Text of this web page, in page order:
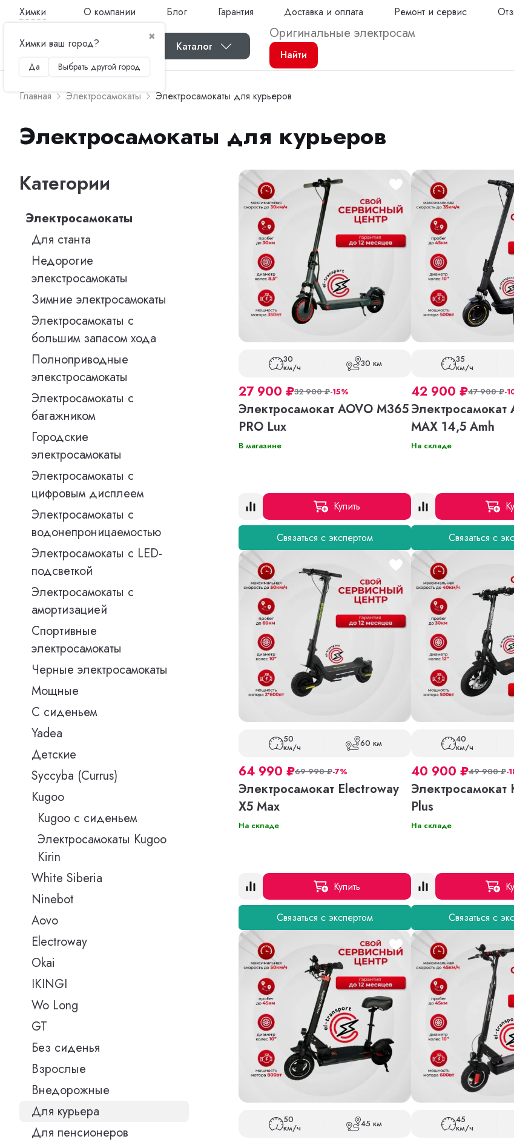
Химки
✖
Химки ваш город?
Да Выбрать другой город
О компании Блог Гарантия Доставка и оплата Ремонт и сервис
Каталог
Найти
Главная Электросамокаты Электросамокаты для курьеров
Электросамокаты для курьеров
Категории
Электросамокаты
Для станта
Недорогие
элекстросамокаты
Зимние электросамокаты
Электросамокаты с
большим запасом хода
Полноприводные
элекстросамокаты
Электросамокаты с
багажником
Городские
электросамокаты
Электросамокаты с
цифровым дисплеем
Электросамокаты с
водонепроницаемостью
Электросамокаты с LED-
подсветкой
Электросамокаты с
амортизацией
Спортивные
электросамокаты
Черные электросамокаты
Мощные
С сиденьем
Yadea
Детские
Syccyba (Currus)
Kugoo
Kugoo с сиденьем
Электросамокаты Kugoo
Kirin
White Siberia
Ninebot
Aovo
Electroway
Okai
IKINGI
Wo Long
GT
Без сиденья
Взрослые
Внедорожные
Для курьера
Для пенсионеров
30
км/ч 30 км
27 900 ₽32 900₽-15%
Электросамокат AOVO M365
PRO Lux
В магазине
Купить
Связаться с экспертом
35
км/ч
42 900 ₽47 900₽-
Электросамокат
MAX 14,5 Amh
На складе
Связаться с
50
км/ч 60 км
64 990 ₽69 990₽-7%
Электросамокат Electroway
X5 Max
На складе
Купить
Связаться с экспертом
40
км/ч
40 900 ₽49 900₽-
Электросамокат
Plus
На складе
Связаться с
50
км/ч 45 км 45
км/ч